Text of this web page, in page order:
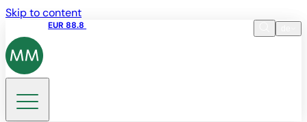
Skip to content
EUR 88.8